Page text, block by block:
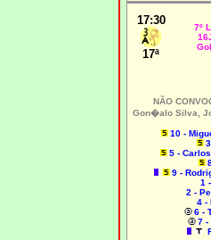
17:30
17ª
7º
NÃO
Gon�alo Silva,
10 -
5 -
9 -
1
2 -
4 -
6 -
7 -